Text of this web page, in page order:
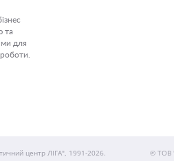
та
для
центр ЛІГА", 1991-2026. © ТОВ